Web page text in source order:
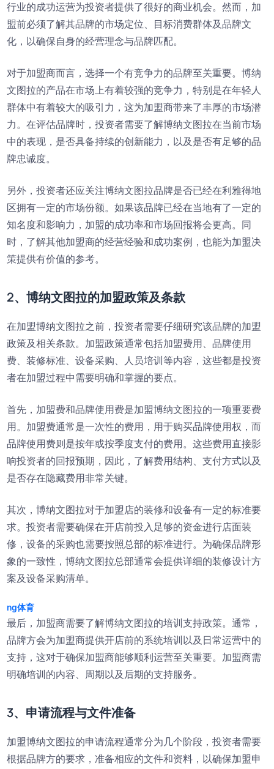
行业的成功运营为投资者提供了很好的商业机会。然而，加
盟前必须了解其品牌的市场定位、目标消费群体及品牌文
化，以确保自身的经营理念与品牌匹配。
对于加盟商而言，选择一个有竞争力的品牌至关重要。博纳
文图拉的产品在市场上有着较强的竞争力，特别是在年轻人
群体中有着较大的吸引力，这为加盟商带来了丰厚的市场潜
力。在评估品牌时，投资者需要了解博纳文图拉在当前市场
中的表现，是否具备持续的创新能力，以及是否有足够的品
牌忠诚度。
另外，投资者还应关注博纳文图拉品牌是否已经在利雅得地
区拥有一定的市场份额。如果该品牌已经在当地有了一定的
知名度和影响力，加盟的成功率和市场回报将会更高。同
时，了解其他加盟商的经营经验和成功案例，也能为加盟决
策提供有价值的参考。
2、博纳文图拉的加盟政策及条款
在加盟博纳文图拉之前，投资者需要仔细研究该品牌的加盟
政策及相关条款。加盟政策通常包括加盟费用、品牌使用
费、装修标准、设备采购、人员培训等内容，这些都是投资
者在加盟过程中需要明确和掌握的要点。
首先，加盟费和品牌使用费是加盟博纳文图拉的一项重要费
用。加盟费通常是一次性的费用，用于购买品牌使用权，而
品牌使用费则是按年或按季度支付的费用。这些费用直接影
响投资者的回报预期，因此，了解费用结构、支付方式以及
是否存在隐藏费用非常关键。
其次，博纳文图拉对于加盟店的装修和设备有一定的标准要
求。投资者需要确保在开店前投入足够的资金进行店面装
修，设备的采购也需要按照总部的标准进行。为确保品牌形
象的一致性，博纳文图拉总部通常会提供详细的装修设计方
案及设备采购清单。
ng体育
最后，加盟商需要了解博纳文图拉的培训支持政策。通常，
品牌方会为加盟商提供开店前的系统培训以及日常运营中的
支持，这对于确保加盟商能够顺利运营至关重要。加盟商需
明确培训的内容、周期以及后期的支持服务。
3、申请流程与文件准备
加盟博纳文图拉的申请流程通常分为几个阶段，投资者需要
根据品牌方的要求，准备相应的文件和资料，以确保加盟申